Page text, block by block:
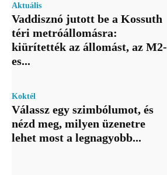
Aktuális
Vaddisznó jutott be a Kossuth
téri metróállomásra:
kiürítették az állomást, az M2-
es...
Koktél
Válassz egy szimbólumot, és
nézd meg, milyen üzenetre
lehet most a legnagyobb...